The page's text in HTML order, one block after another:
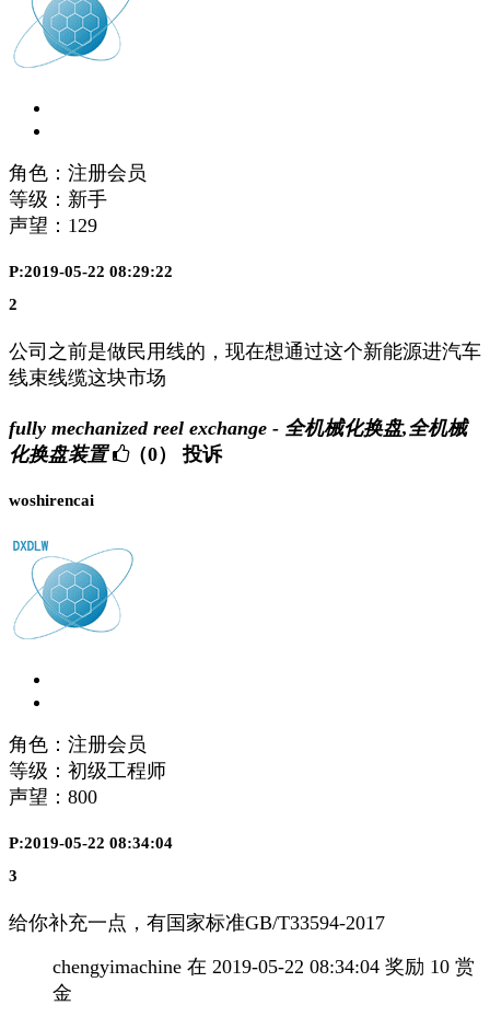
角色：注册会员
等级：新手
声望： 129
P:2019-05-22 08:29:22
2
公司之前是做民用线的，现在想通过这个新能源进汽车
线束线缆这块市场
fully mechanized reel exchange - 全机械化换盘,全机械
化换盘装置
（0） 投诉
woshirencai
角色：注册会员
等级：初级工程师
声望： 800
P:2019-05-22 08:34:04
3
给你补充一点，有国家标准GB/T33594-2017
chengyimachine 在 2019-05-22 08:34:04 奖励 10 赏
金